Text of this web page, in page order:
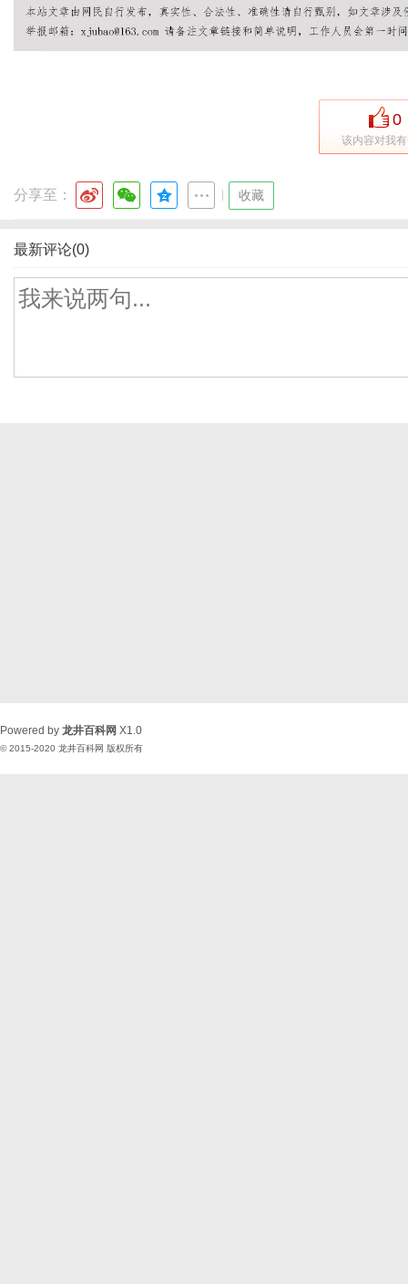
0
该内容对我
分享至： 收藏
最新评论(0)
Powered by 龙井百科网 X1.0
© 2015-2020 龙井百科网 版权所有